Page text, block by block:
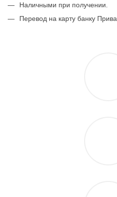
Наличными при получении.
Перевод на карту банку